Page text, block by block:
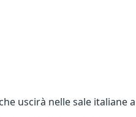
uscirà nelle sale italiane